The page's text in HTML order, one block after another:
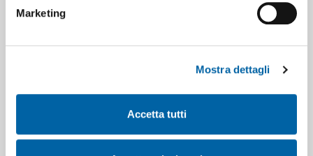
Marketing
Mostra dettagli
Accetta tutti
Cognome *
Telefono